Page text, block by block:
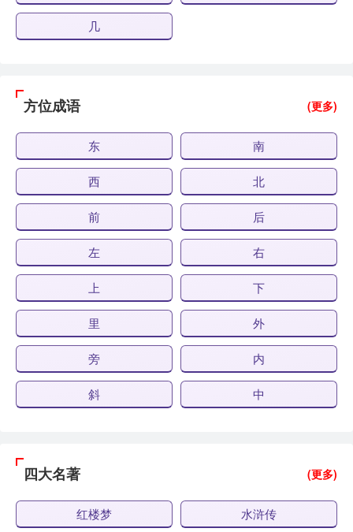
几
方位成语 (更多)
东 南
西 北
前 后
左 右
上 下
里 外
旁 内
斜 中
四大名著 (更多)
红楼梦 水浒传